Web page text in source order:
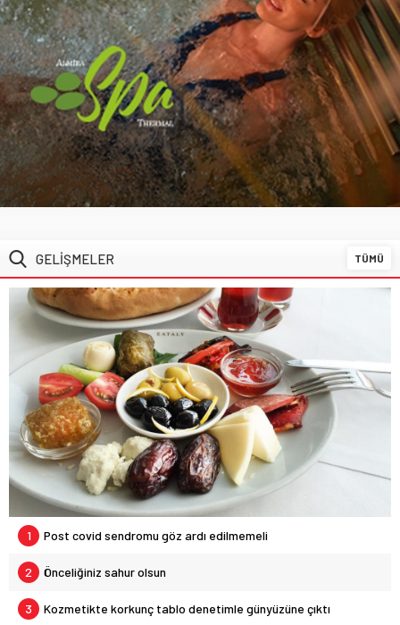
GELİŞMELER TÜMÜ
1 Post covid sendromu göz ardı edilmemeli
2 Önceliğiniz sahur olsun
3 Kozmetikte korkunç tablo denetimle günyüzüne çıktı